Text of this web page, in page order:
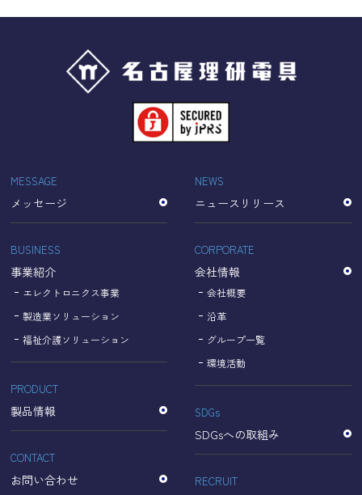
当サイトでは、より良いサービスの提供、またユーザビリ
ティの向上のため、Googleアナリティクスを使用し、当サ
イトの利用状況などのデータ収集及び解析を行っておりま
す。その際、「Cookie」を通じて、Googleがお客様のIPア
ドレスなどの情報を収集する場合がありますが、
「Cookie」で収集される情報は個人を特定できるものでは
収集されたデータはGoogleのプライバシーポリシーにおい
て管理されます。
なお、当サイトのご利用をもって、上述の方法・目的にお
いてGoogle及び当サイトが行うデータ処理に関し、お客様
【Googleのプライバシーポリシー】
https://policies.google.com/privacy?hl=ja
https://policies.google.com/technologies/partner-sites?
hl=ja
個人情報に関するお問い合わせ窓口
名古屋理研電具株式会社
TEL：052-833-1248
MESSAGE
メッセージ
BUSINESS
事業紹介
エレクトロニクス事業
製造業ソリューション
福祉介護ソリューション
PRODUCT
製品情報
CONTACT
お問い合わせ
NEWS
ニュースリリース
CORPORATE
会社情報
会社概要
沿革
グループ一覧
環境活動
SDGs
SDGsへの取組み
RECRUIT